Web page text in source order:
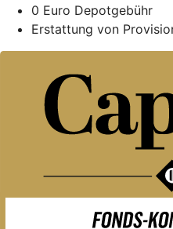
0 Euro Depotgebühr
Erstattung von